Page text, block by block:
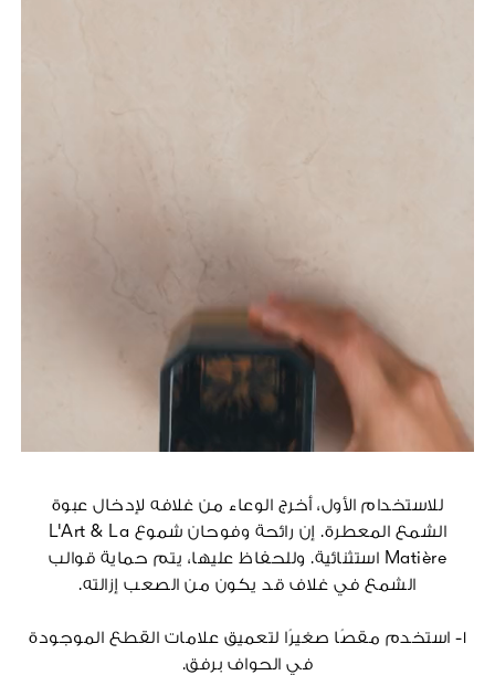
للاستخدام الأول، أخرج الوعاء من غلافه لإدخال عبوة
الشمع المعطرة. إن رائحة وفوحان شموع L'Art & La
Matière استثنائية. وللحفاظ عليها، يتم حماية قوالب
الشمع في غلاف قد يكون من الصعب إزالته.
١- استخدم مقصًا صغيرًا لتعميق علامات القطع الموجودة
في الحواف برفق.